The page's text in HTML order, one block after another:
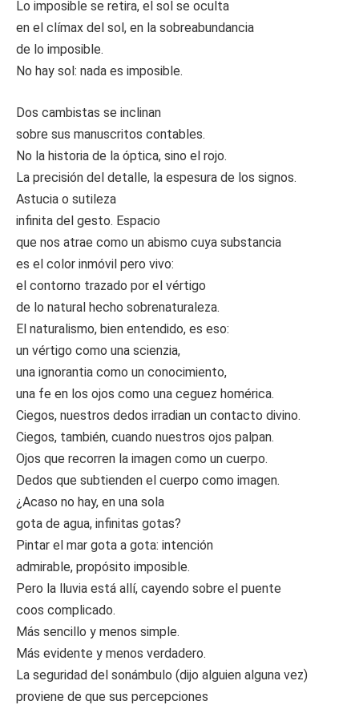
Lo imposible se retira, el sol se oculta
en el clímax del sol, en la sobreabundancia
de lo imposible.
No hay sol: nada es imposible.
Dos cambistas se inclinan
sobre sus manuscritos contables.
No la historia de la óptica, sino el rojo.
La precisión del detalle, la espesura de los signos.
Astucia o sutileza
infinita del gesto. Espacio
que nos atrae como un abismo cuya substancia
es el color inmóvil pero vivo:
el contorno trazado por el vértigo
de lo natural hecho sobrenaturaleza.
El naturalismo, bien entendido, es eso:
un vértigo como una scienzia,
una ignorantia como un conocimiento,
una fe en los ojos como una ceguez homérica.
Ciegos, nuestros dedos irradian un contacto divino.
Ciegos, también, cuando nuestros ojos palpan.
Ojos que recorren la imagen como un cuerpo.
Dedos que subtienden el cuerpo como imagen.
¿Acaso no hay, en una sola
gota de agua, infinitas gotas?
Pintar el mar gota a gota: intención
admirable, propósito imposible.
Pero la lluvia está allí, cayendo sobre el puente
coos complicado.
Más sencillo y menos simple.
Más evidente y menos verdadero.
La seguridad del sonámbulo (dijo alguien alguna vez)
proviene de que sus percepciones